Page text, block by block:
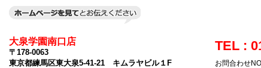
大泉学園南口店
〒178-0063
東京都練馬区東大泉5-41-21 キムラヤビル１F
TEL :
お問合わせNO